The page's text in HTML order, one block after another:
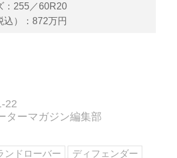
：255／60R20
込）：872万円
22
ターマガジン編集部
ンドローバー ディフェンダー